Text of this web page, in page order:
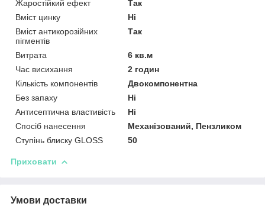
Жаростійкий ефект
Так
Вміст цинку
Ні
Вміст антикорозійних
пігментів
Так
Витрата
6 кв.м
Час висихання
2 годин
Кількість компонентів
Двокомпонентна
Без запаху
Ні
Антисептична властивість
Ні
Спосіб нанесення
Механізований, Пензликом
Ступінь блиску GLOSS
50
Приховати
Умови доставки